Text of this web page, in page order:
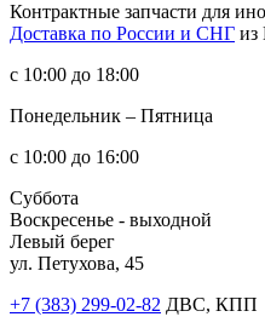
Контрактные запчасти для
Доставка по России и СНГ из
с 10:00 до 18:00
Понедельник – Пятница
с 10:00 до 16:00
Суббота
Воскресенье - выходной
Левый берег
ул. Петухова, 45
+7 (383) 299-02-82 ДВС, КПП